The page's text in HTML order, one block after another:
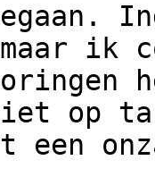
ik
op
een